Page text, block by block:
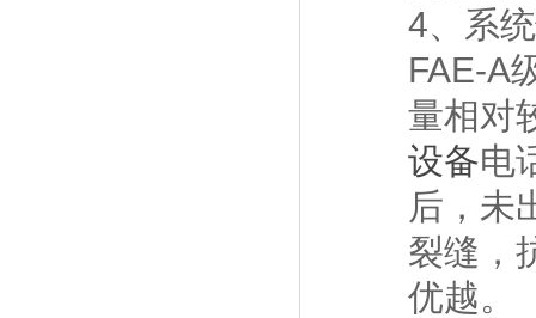
4、系
FAE-A
量相对
设备电
后，未
裂缝，
优越。